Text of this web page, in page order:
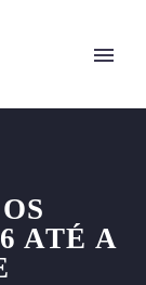
ATÉ A